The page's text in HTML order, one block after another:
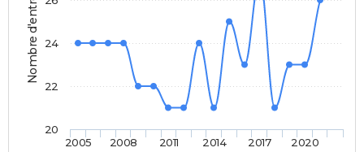
2005 2008 2011 2014 2017 2020
20
22
24